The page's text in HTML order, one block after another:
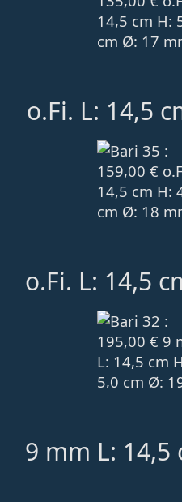
o.Fi. L: 14,5
o.Fi. L: 14,5
9 mm L: 14,5